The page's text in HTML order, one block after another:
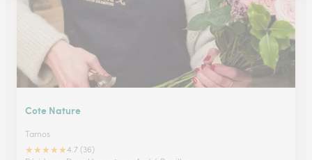
Cote Nature
Tarnos
★★★★★4.7 (36)